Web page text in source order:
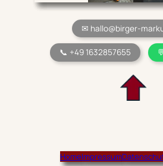
✉ hallo@birger-
📞 +49 1632857655
HomeImpressum